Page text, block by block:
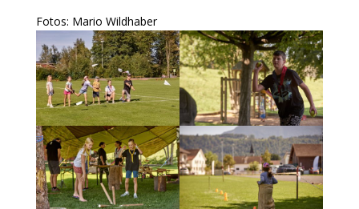
Fotos: Mario Wildhaber